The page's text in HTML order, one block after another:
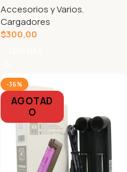
Accesorios y Varios,
Cargadores
$300,00
-36%
AGOTAD
O